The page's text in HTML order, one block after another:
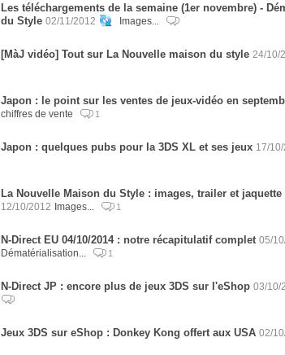
Les téléchargements de la semaine (1er novembre) -
du Style 02/11/2012 Images...
[MàJ vidéo] Tout sur La Nouvelle maison du style 24/10/
Japon : le point sur les ventes de jeux-vidéo en
chiffres de vente
1
Japon : quelques pubs pour la 3DS XL et ses jeux 17/
La Nouvelle Maison du Style : images, trailer et jaquette
12/10/2012 Images... 1
N-Direct EU 04/10/2014 : notre récapitulatif complet 05/
Dématérialisation...
1
N-Direct JP : encore plus de jeux 3DS sur l'eShop 03/10/
Jeux 3DS sur eShop : Donkey Kong offert aux USA 02/